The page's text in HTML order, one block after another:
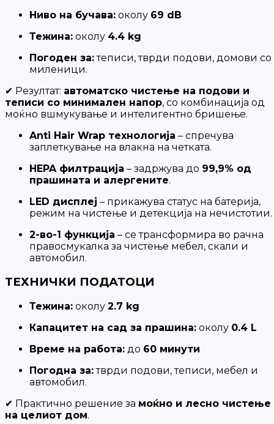
Ниво на бучава: околу 69 dB
Тежина: околу 4.4 kg
Погоден за:теписи, тврди подови, домови со
миленици.
✔ Резултат: автоматско чистење на подови и
теписи со минимален напор, со комбинација од
моќно вшмукување и интелигентно бришење.
Anti Hair Wrap технологија – спречува
заплеткување на влакна на четката.
HEPA филтрација – задржува до 99,9% од
прашината и алергените.
LED дисплеј – прикажува статус на батерија,
режим на чистење и детекција на нечистотии.
2-во-1 функција – се трансформира во рачна
правосмукалка за чистење мебел, скали и
автомобил.
ТЕХНИЧКИ ПОДАТОЦИ
Тежина: околу 2.7 kg
Капацитет на сад за прашина: околу 0.4 L
Време на работа: до 60 минути
Погодна за:тврди подови, теписи, мебел и
автомобил.
✔ Практично решение за моќно и лесно чистење
на целиот дом.